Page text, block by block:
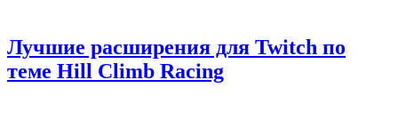
Лучшие расширения для Twitch по
теме Hill Climb Racing